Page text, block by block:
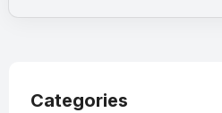
Categories